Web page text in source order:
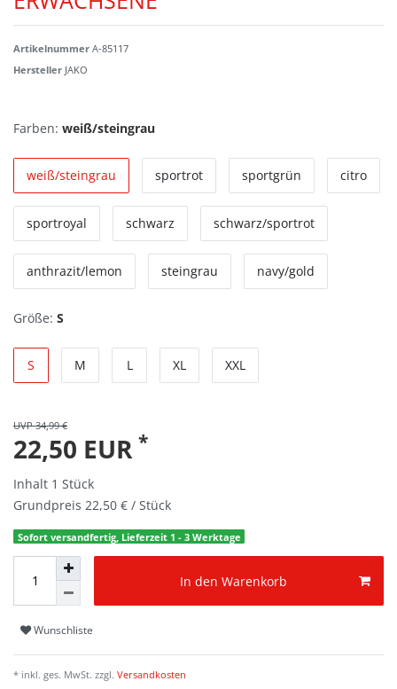
Artikelnummer A-85117
Hersteller JAKO
Farben: weiß/steingrau
weiß/steingrau sportrot sportgrün citro
sportroyal schwarz schwarz/sportrot
anthrazit/lemon steingrau navy/gold
Größe: S
S M L XL XXL
UVP 34,99 €
22,50 EUR *
Inhalt 1 Stück
Grundpreis 22,50 € / Stück
Sofort versandfertig, Lieferzeit 1 - 3 Werktage
In den Warenkorb
Wunschliste
* inkl. ges. MwSt. zzgl. Versandkosten